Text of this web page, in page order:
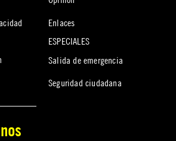
Enlaces
ESPECIALES
Salida de emergencia
Seguridad ciudadana